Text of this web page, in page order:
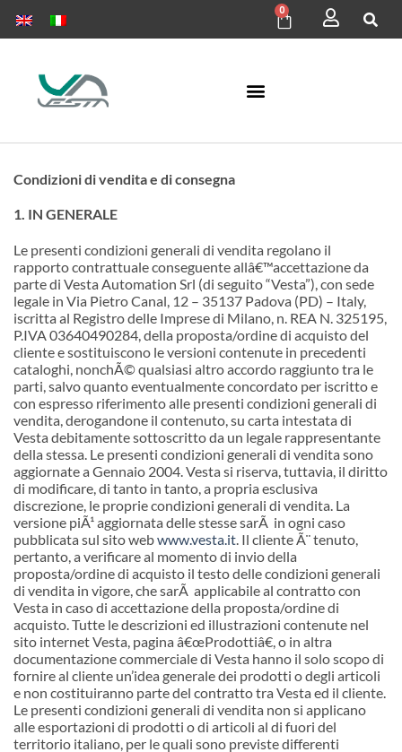
0
Condizioni di vendita e di consegna
1. IN GENERALE
Le presenti condizioni generali di vendita regolano il
rapporto contrattuale conseguente allâ€™accettazione da
parte di Vesta Automation Srl (di seguito “Vesta”), con sede
legale in Via Pietro Canal, 12 – 35137 Padova (PD) – Italy,
iscritta al Registro delle Imprese di Milano, n. REA N. 325195,
P.IVA 03640490284, della proposta/ordine di acquisto del
cliente e sostituiscono le versioni contenute in precedenti
cataloghi, nonchÃ© qualsiasi altro accordo raggiunto tra le
parti, salvo quanto eventualmente concordato per iscritto e
con espresso riferimento alle presenti condizioni generali di
vendita, derogandone il contenuto, su carta intestata di
Vesta debitamente sottoscritto da un legale rappresentante
della stessa. Le presenti condizioni generali di vendita sono
aggiornate a Gennaio 2004. Vesta si riserva, tuttavia, il diritto
di modificare, di tanto in tanto, a propria esclusiva
discrezione, le proprie condizioni generali di vendita. La
versione piÃ¹ aggiornata delle stesse sarÃ in ogni caso
pubblicata sul sito webwww.vesta.it. Il cliente Ã¨ tenuto,
pertanto, a verificare al momento di invio della
proposta/ordine di acquisto il testo delle condizioni generali
di vendita in vigore, che sarÃ applicabile al contratto con
Vesta in caso di accettazione della proposta/ordine di
acquisto. Tutte le descrizioni ed illustrazioni contenute nel
sito internet Vesta, pagina â€œProdottiâ€, o in altra
documentazione commerciale di Vesta hanno il solo scopo di
fornire al cliente un’idea generale dei prodotti o degli articoli
e non costituiranno parte del contratto tra Vesta ed il cliente.
Le presenti condizioni generali di vendita non si applicano
alle esportazioni di prodotti o di articoli al di fuori del
territorio italiano, per le quali sono previste differenti